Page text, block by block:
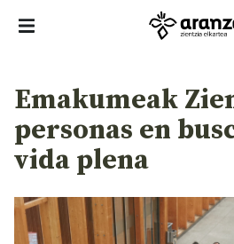
Emakumeak
personas en
vida plena